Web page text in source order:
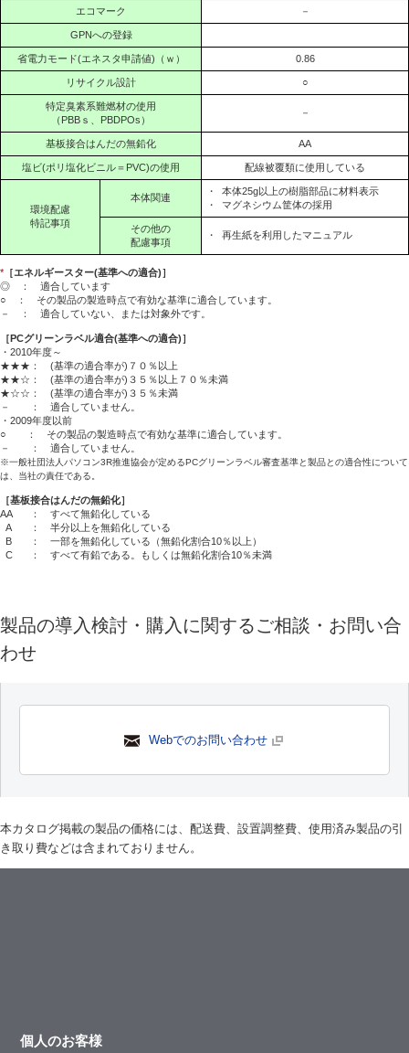
エコマーク －
GPNへの登録
省電力モード(エネスタ申請値)（ｗ） 0.86
リサイクル設計 ○
特定臭素系難燃材の使用
（PBBｓ、PBDPOs）
－
基板接合はんだの無鉛化 AA
塩ビ(ポリ塩化ビニル＝PVC)の使用 配線被覆類に使用している
環境配慮
特記事項
本体関連
・
本体25g以上の樹脂部品に材料表示
・
マグネシウム筐体の採用
その他の
配慮事項
・ 再生紙を利用したマニュアル
* ［エネルギースター(基準への適合)］
◎ ： 適合しています
○ ： その製品の製造時点で有効な基準に適合しています。
－ ： 適合していない、または対象外です。
［PCグリーンラベル適合(基準への適合)］
・2010年度～
★★★： (基準の適合率が)７０％以上
★★☆： (基準の適合率が)３５％以上７０％未満
★☆☆： (基準の適合率が)３５％未満
－ ： 適合していません。
・2009年度以前
○ ： その製品の製造時点で有効な基準に適合しています。
－ ： 適合していません。
※一般社団法人パソコン3R推進協会が定めるPCグリーンラベル審査基準と製品との適合性について
は、当社の責任である。
［基板接合はんだの無鉛化］
AA
： すべて無鉛化している
A
： 半分以上を無鉛化している
B
： 一部を無鉛化している（無鉛化割合10％以上）
C
： すべて有鉛である。もしくは無鉛化割合10％未満
製品の導入検討・購入に関するご相談・お問い合
わせ
Webでのお問い合わせ
本カタログ掲載の製品の価格には、配送費、設置調整費、使用済み製品の引
き取り費などは含まれておりません。
個人のお客様